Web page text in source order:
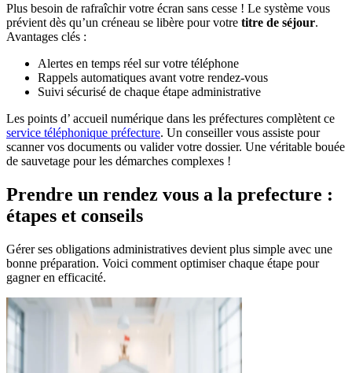
Plus besoin de rafraîchir votre écran sans cesse ! Le système vous
prévient dès qu’un créneau se libère pour votre titre de séjour.
Avantages clés :
Alertes en temps réel sur votre téléphone
Rappels automatiques avant votre rendez-vous
Suivi sécurisé de chaque étape administrative
Les points d’ accueil numérique dans les préfectures complètent ce
service téléphonique préfecture. Un conseiller vous assiste pour
scanner vos documents ou valider votre dossier. Une véritable bouée
de sauvetage pour les démarches complexes !
Prendre un rendez vous a la prefecture :
étapes et conseils
Gérer ses obligations administratives devient plus simple avec une
bonne préparation. Voici comment optimiser chaque étape pour
gagner en efficacité.